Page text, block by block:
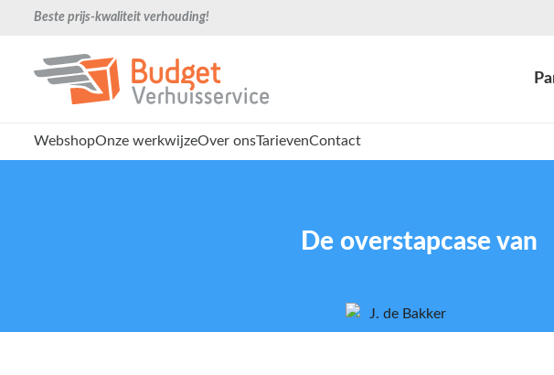
Beste prijs-kwaliteit verhouding!
WebshopOnze werkwijzeOver onsTarievenContact
De overstapcase van